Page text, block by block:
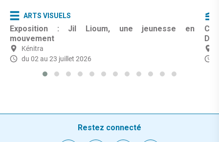
ARTS VISUELS
Exposition : Jil Lioum, une jeunesse en
mouvement
Kénitra
du 02 au 23 juillet 2026
Restez connecté